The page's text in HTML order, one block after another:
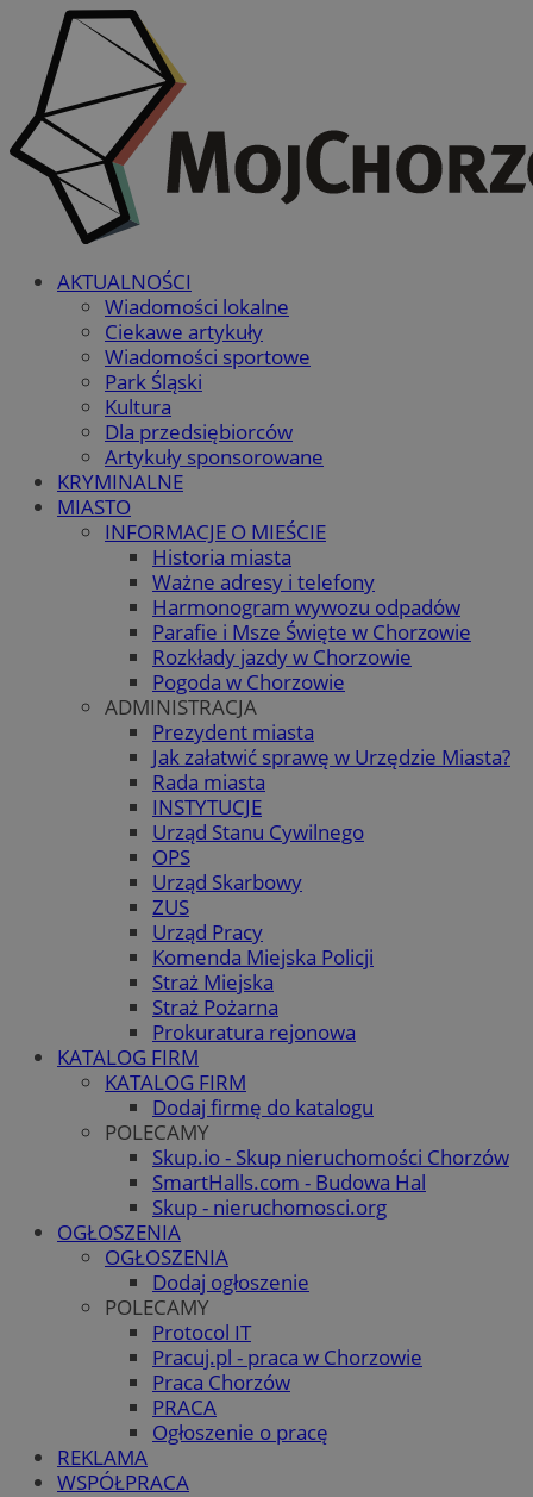
AKTUALNOŚCI
Wiadomości lokalne
Ciekawe artykuły
Wiadomości sportowe
Park Śląski
Kultura
Dla przedsiębiorców
Artykuły sponsorowane
KRYMINALNE
MIASTO
INFORMACJE O MIEŚCIE
Historia miasta
Ważne adresy i telefony
Harmonogram wywozu odpadów
Parafie i Msze Święte w Chorzowie
Rozkłady jazdy w Chorzowie
Pogoda w Chorzowie
ADMINISTRACJA
Prezydent miasta
Jak załatwić sprawę w Urzędzie Miasta?
Rada miasta
INSTYTUCJE
Urząd Stanu Cywilnego
OPS
Urząd Skarbowy
ZUS
Urząd Pracy
Komenda Miejska Policji
Straż Miejska
Straż Pożarna
Prokuratura rejonowa
KATALOG FIRM
KATALOG FIRM
Dodaj firmę do katalogu
POLECAMY
Skup.io - Skup nieruchomości Chorzów
SmartHalls.com - Budowa Hal
Skup - nieruchomosci.org
OGŁOSZENIA
OGŁOSZENIA
Dodaj ogłoszenie
POLECAMY
Protocol IT
Pracuj.pl - praca w Chorzowie
Praca Chorzów
PRACA
Ogłoszenie o pracę
REKLAMA
WSPÓŁPRACA